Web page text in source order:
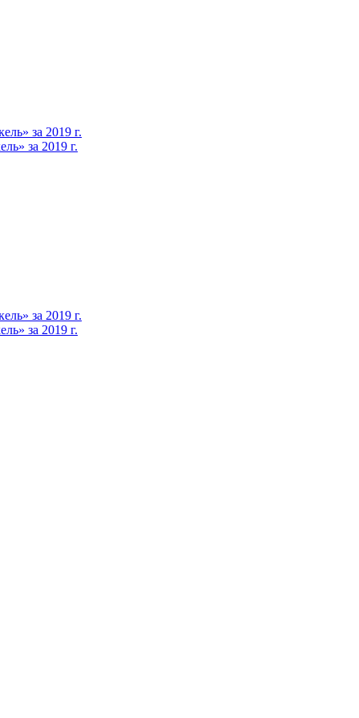
за 2019 г.
за 2019 г.
за 2019 г.
за 2019 г.